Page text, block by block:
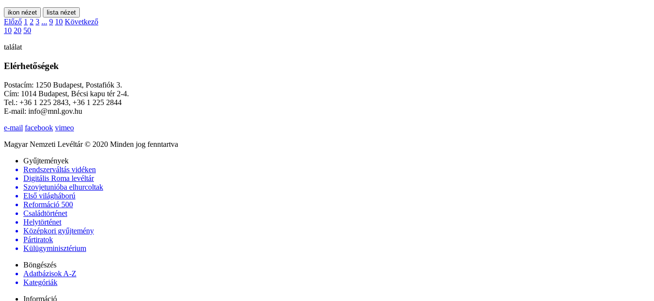
ikon nézet lista nézet
Előző 1 2 3 ... 9 10 Következő
10 20 50
találat
Elérhetőségek
Postacím: 1250 Budapest, Postafiók 3.
Cím: 1014 Budapest, Bécsi kapu tér 2-4.
Tel.: +36 1 225 2843, +36 1 225 2844
E-mail: info@mnl.gov.hu
e-mail facebook vimeo
Magyar Nemzeti Levéltár © 2020 Minden jog fenntartva
Gyűjtemények
Rendszerváltás vidéken
Digitális Roma levéltár
Szovjetunióba elhurcoltak
Első világháború
Reformáció 500
Családtörténet
Helytörténet
Középkori gyűjtemény
Pártiratok
Külügyminisztérium
Böngészés
Adatbázisok A-Z
Kategóriák
Információ